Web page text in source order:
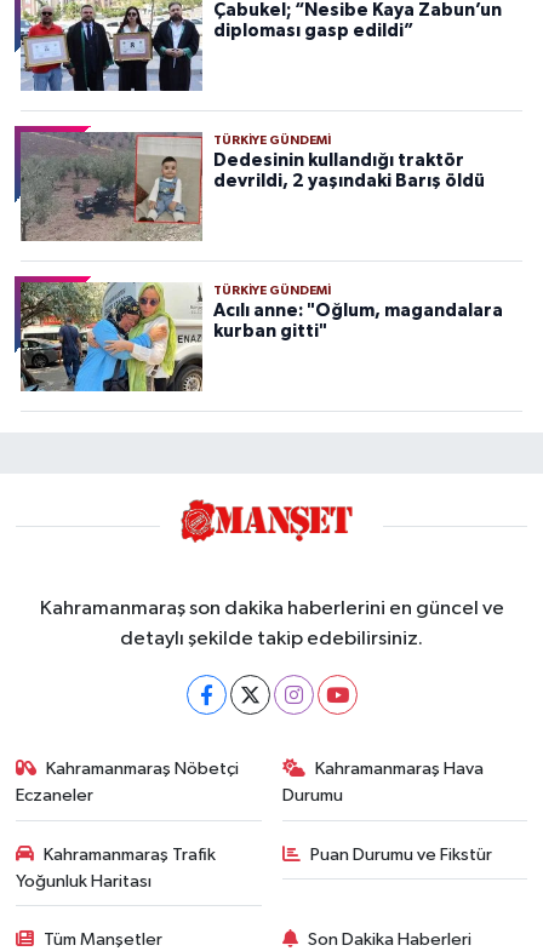
Çabukel; “Nesibe Kaya Zabun’un
diploması gasp edildi”
TÜRKIYE GÜNDEMI
Dedesinin kullandığı traktör
devrildi, 2 yaşındaki Barış öldü
TÜRKIYE GÜNDEMI
Acılı anne: "Oğlum, magandalara
kurban gitti"
Kahramanmaraş son dakika haberlerini en güncel ve
detaylı şekilde takip edebilirsiniz.
Kahramanmaraş Nöbetçi
Eczaneler
Kahramanmaraş Hava
Durumu
Kahramanmaraş Trafik
Yoğunluk Haritası
Puan Durumu ve Fikstür
Tüm Manşetler Son Dakika Haberleri